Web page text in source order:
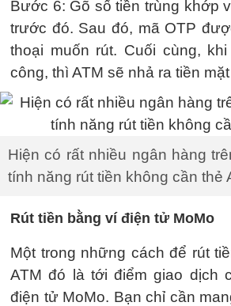
Bước 6: Gõ số tiền trùng khớp
trước đó. Sau đó, mã OTP
thoại muốn rút. Cuối cùng,
công, thì ATM sẽ nhả ra tiền
Hiện có rất nhiều ngân hàng
tính năng rút tiền không cần thẻ
Rút tiền bằng ví điện tử MoMo
Một trong những cách để rút
ATM đó là tới điểm giao dịch
điện tử MoMo. Bạn chỉ cần